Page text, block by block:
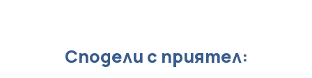
Сподели с приятел: